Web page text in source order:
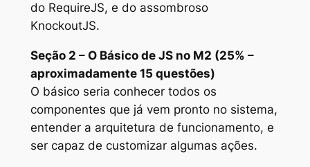
do RequireJS, e do assombroso
KnockoutJS.
Seção 2 – O Básico de JS no M2 (25% –
aproximadamente 15 questões)
O básico seria conhecer todos os
componentes que já vem pronto no sistema,
entender a arquitetura de funcionamento, e
ser capaz de customizar algumas ações.